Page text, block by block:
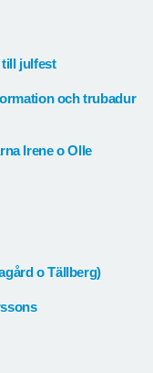
till julfest
och trubadur
Irene o Olle
o Tällberg)